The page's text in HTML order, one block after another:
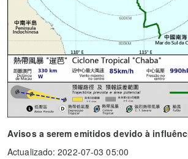
Avisos a serem emitidos devido à
Actualizado: 2022-07-03 05:00